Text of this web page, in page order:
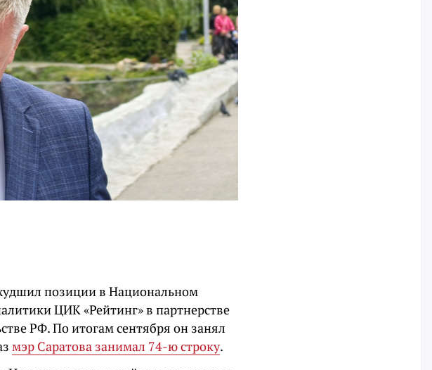
позиции в Национальном
ЦИК «Рейтинг» в партнерстве
РФ. По итогам сентября он занял
мэр Саратова занимал 74-ю строку.